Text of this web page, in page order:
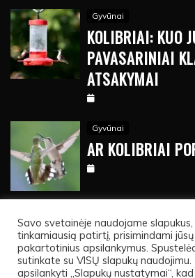
Gyvūnai
KOLIBRIAI: KUO
PAVASARINIAI
ATSAKYMAI
Gyvūnai
AR KOLIBRIAI
Savo svetainėje naudojame
tinkamiausią patirtį, prisimindami
pakartotinius apsilankymus.
sutinkate su VISŲ slapukų
apsilankyti „Slapukų nustatymai“,